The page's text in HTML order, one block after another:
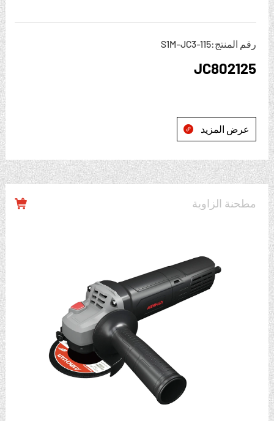
رقم المنتج:S1M-JC3-115
JC802125
عرض المزيد 
مطحنة الزاوية 